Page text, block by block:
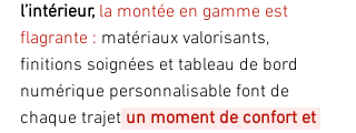
l’intérieur, la montée en gamme est
flagrante : matériaux valorisants,
finitions soignées et tableau de bord
numérique personnalisable font de
chaque trajet un moment de confort et